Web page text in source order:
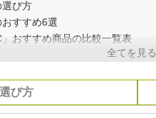
選び方
すすめ6選
」おすすめ商品の比較一覧表
全てを見る
選び方